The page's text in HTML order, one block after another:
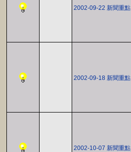
2002-09-22 新聞重點
2002-09-18 新聞重點
2002-10-07 新聞重點